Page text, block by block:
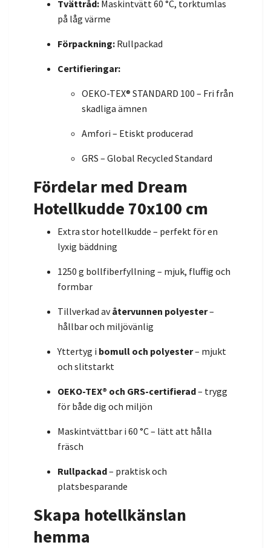
Tvättråd: Maskintvätt 60 °C, torktumlas
på låg värme
Förpackning: Rullpackad
Certifieringar:
OEKO-TEX® STANDARD 100 – Fri från
skadliga ämnen
Amfori – Etiskt producerad
GRS – Global Recycled Standard
Fördelar med Dream
Hotellkudde 70x100 cm
Extra stor hotellkudde – perfekt för en
lyxig bäddning
1250 g bollfiberfyllning – mjuk, fluffig och
formbar
Tillverkad avåtervunnen polyester–
hållbar och miljövänlig
Yttertyg i bomull och polyester– mjukt
och slitstarkt
OEKO-TEX® och GRS-certifierad– trygg
för både dig och miljön
Maskintvättbar i 60 °C – lätt att hålla
fräsch
Rullpackad– praktisk och
platsbesparande
Skapa hotellkänslan
hemma